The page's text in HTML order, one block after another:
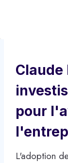
Claude
pour
L'adoption